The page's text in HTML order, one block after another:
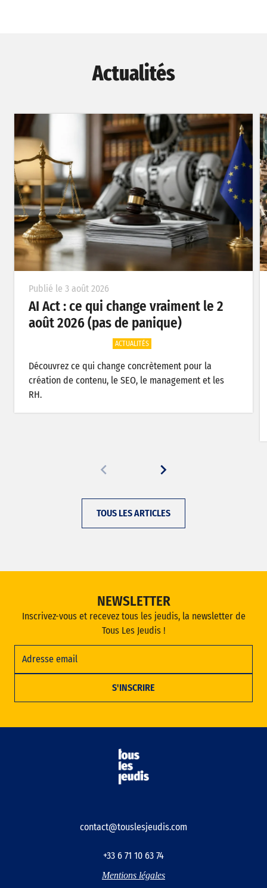
Actualités
Publié le 3 août 2026
AI Act : ce qui change vraiment le 2
août 2026 (pas de panique)
ACTUALITÉS
Découvrez ce qui change concrètement pour la
création de contenu, le SEO, le management et les
RH.
TOUS LES ARTICLES
NEWSLETTER
Inscrivez-vous et recevez tous les jeudis, la newsletter de
Tous Les Jeudis !
contact@touslesjeudis.com
+33 6 71 10 63 74
Mentions légales